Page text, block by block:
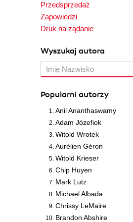
IT Governance Publishing
Instytut Badań Literackich
Instytut Elektrotechniki
Kar-Group
Literat
MALWAREHUNTER
MT Biznes
Magazyn Programista
Marginesy
Medical Education
Mercury Learning
Muchomor
Mutliconsult
My Book
Exclusive
Expert Insight
Godzina dziennie
Head First - Rusz głową!
How-to
Intensywny trening
Kanon informatyki
Kompendium programisty
Kreatywna fotografia
Krok po kroku
Księga eksperta
Kurs
Learn
Learning
Leksykon kieszonkowy
Mastering
Przedsprzedaż
Zapowiedzi
Druk na żądanie
Wyszukaj autora
Popularni autorzy
Anil Ananthaswamy
Adam Józefiok
Witold Wrotek
Aurélien Géron
Witold Krieser
Chip Huyen
Mark Lutz
Michael Albada
Chrissy LeMaire
Brandon Abshire